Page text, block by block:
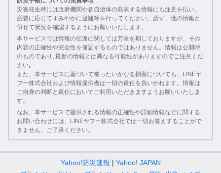
災害発生時には政府機関や各自治体の発表する情報にも注意を払い、
必要に応じてすみやかに避難等を行ってください。必ず、他の情報と
併せて状況を確認するようにお願いいたします。
本サービスでは情報の伝達に関しては万全を期しておりますが、その
内容の正確性や完全性を保証するものではありません。情報は公開時
のものであり､最新の情報とは異なる可能性がありますのでご注意くだ
さい｡
また、本サービスに基づいて被ったいかなる損害についても、LINEヤ
フー株式会社および情報提供者は一切の責任を負いかねます。情報は
ご自身の判断と責任においてご利用いただきますようお願いいたしま
す。
なお、本サービスで提供される情報の正確性や詳細情報などに関する
お問い合わせには、LINEヤフー株式会社では一切お答えすることがで
きません。ご了承ください。
Yahoo!防災速報 Yahoo! JAPAN